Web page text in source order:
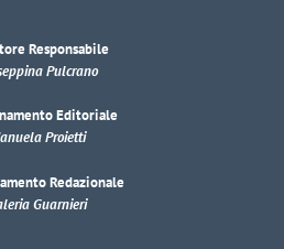
Responsabile
Pulcrano
Editoriale
Proietti
Redazionale
Guarnieri